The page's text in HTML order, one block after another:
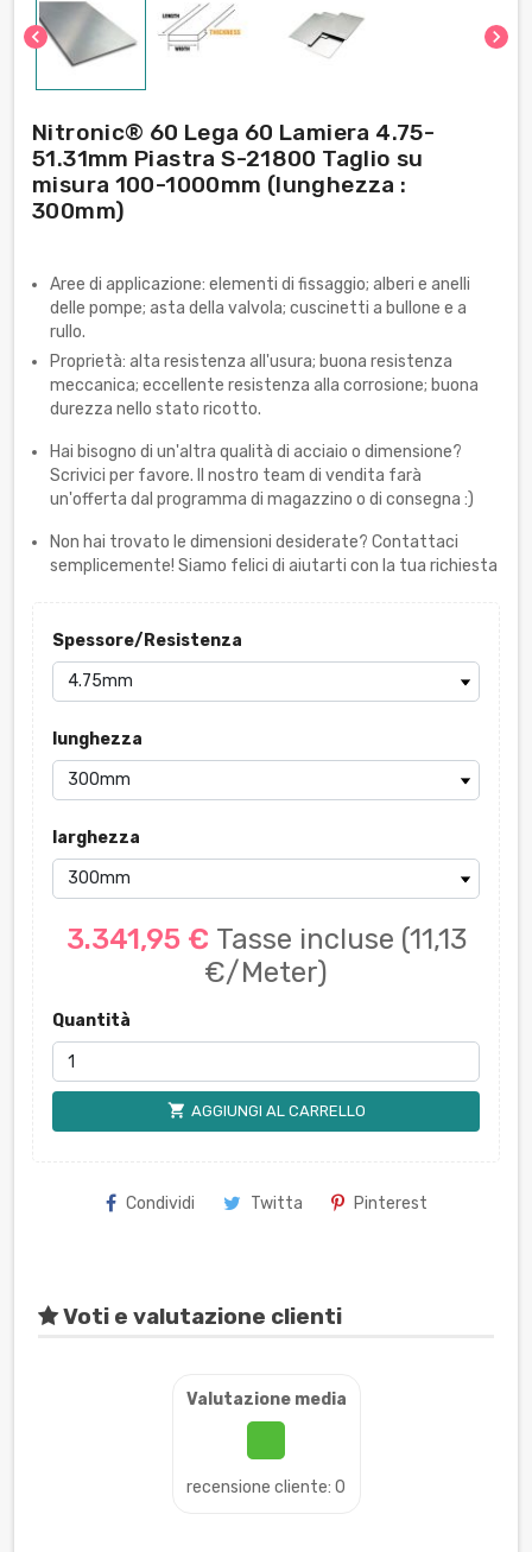
chevron_left chevron_right
Nitronic® 60 Lega 60 Lamiera 4.75-
51.31mm Piastra S-21800 Taglio su
misura 100-1000mm (lunghezza :
300mm)
Aree di applicazione: elementi di fissaggio; alberi e anelli
delle pompe; asta della valvola; cuscinetti a bullone e a
rullo.
Proprietà: alta resistenza all'usura; buona resistenza
meccanica; eccellente resistenza alla corrosione; buona
durezza nello stato ricotto.
Hai bisogno di un'altra qualità di acciaio o dimensione?
Scrivici per favore. Il nostro team di vendita farà
un'offerta dal programma di magazzino o di consegna :)
Non hai trovato le dimensioni desiderate? Contattaci
semplicemente! Siamo felici di aiutarti con la tua richiesta
Spessore/Resistenza
lunghezza
larghezza
3.341,95 € Tasse incluse (11,13
€/Meter)
Quantità
shopping_cart AGGIUNGI AL CARRELLO
Condividi Twitta Pinterest
Voti e valutazione clienti
Valutazione media
recensione cliente: 0